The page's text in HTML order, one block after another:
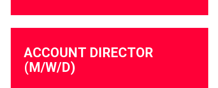
ACCOUNT DIRECTOR
(M/W/D)